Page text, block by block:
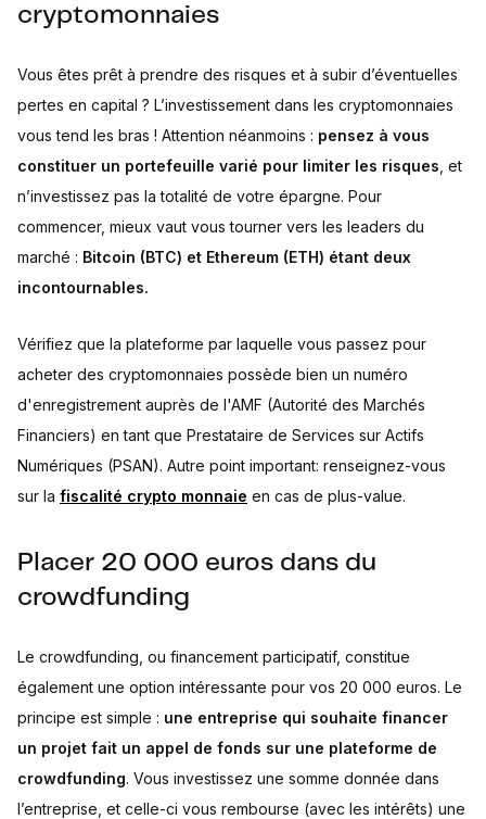
cryptomonnaies
Vous êtes prêt à prendre des risques et à subir d’éventuelles
pertes en capital ? L’investissement dans les cryptomonnaies
vous tend les bras ! Attention néanmoins : pensez à vous
constituer un portefeuille varié pour limiter les risques , et
n’investissez pas la totalité de votre épargne. Pour
commencer, mieux vaut vous tourner vers les leaders du
marché : Bitcoin (BTC) et Ethereum (ETH) étant deux
incontournables.
Vérifiez que la plateforme par laquelle vous passez pour
acheter des cryptomonnaies possède bien un numéro
d'enregistrement auprès de l'AMF (Autorité des Marchés
Financiers) en tant que Prestataire de Services sur Actifs
Numériques (PSAN). Autre point important: renseignez-vous
sur la fiscalité crypto monnaie en cas de plus-value.
Placer 20 000 euros dans du
crowdfunding
Le crowdfunding, ou financement participatif, constitue
également une option intéressante pour vos 20 000 euros. Le
principe est simple : une entreprise qui souhaite financer
un projet fait un appel de fonds sur une plateforme de
crowdfunding. Vous investissez une somme donnée dans
l’entreprise, et celle-ci vous rembourse (avec les intérêts) une